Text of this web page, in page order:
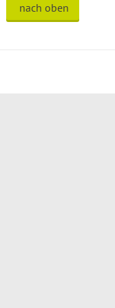
nach oben